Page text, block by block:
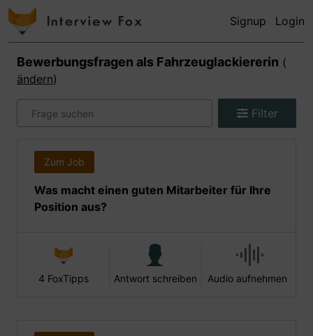
Signup Login
Bewerbungsfragen als Fahrzeuglackiererin (
ändern)
Filter
Zum Job
Was macht einen guten Mitarbeiter für Ihre
Position aus?
4 FoxTipps Antwort schreiben Audio aufnehmen